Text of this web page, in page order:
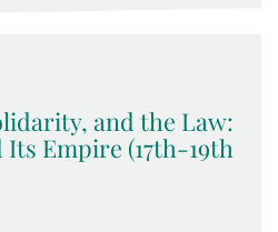
and the Law:
Empire (17th-19th